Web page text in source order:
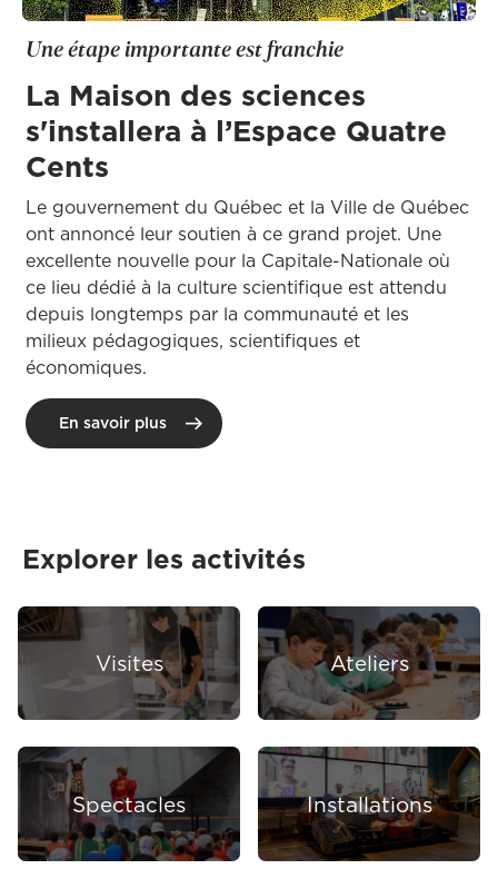
Une étape importante est franchie
La Maison des sciences
s'installera à l’Espace Quatre
Cents
Le gouvernement du Québec et la Ville de Québec
ont annoncé leur soutien à ce grand projet. Une
excellente nouvelle pour la Capitale-Nationale où
ce lieu dédié à la culture scientifique est attendu
depuis longtemps par la communauté et les
milieux pédagogiques, scientifiques et
économiques.
En savoir plus
Explorer les activités
Visites Ateliers
Spectacles Installations